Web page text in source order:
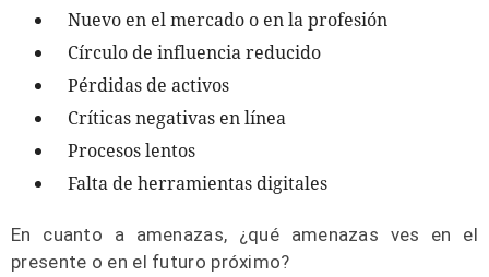
Nuevo en el mercado o en la profesión
Círculo de influencia reducido
Pérdidas de activos
Críticas negativas en línea
Procesos lentos
Falta de herramientas digitales
En cuanto a amenazas, ¿qué amenazas ves en el
presente o en el futuro próximo?